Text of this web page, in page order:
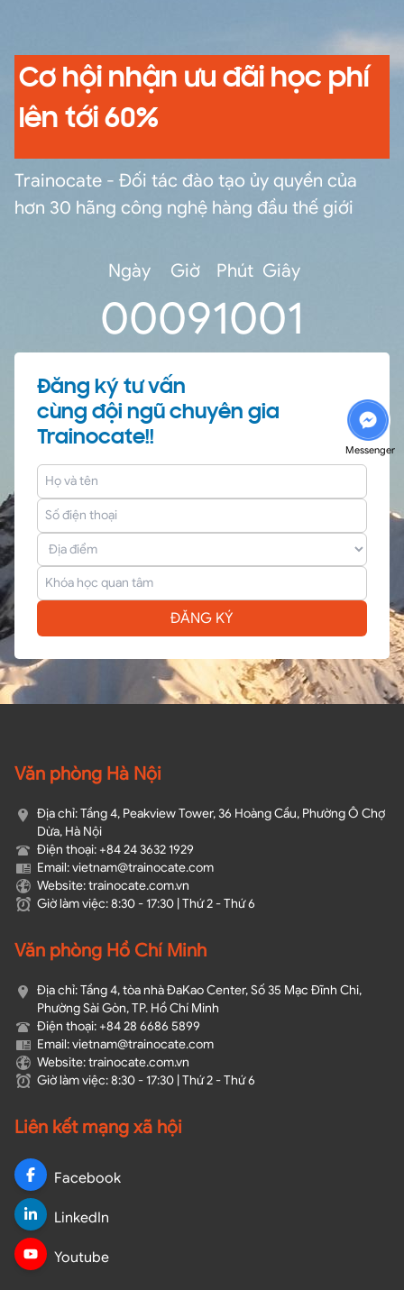
Cơ hội nhận ưu đãi học phí
lên tới 60%
Trainocate - Đối tác đào tạo ủy quyền của
hơn 30 hãng công nghệ hàng đầu thế giới
Ngày
00
Giờ
09
Phút
10
Giây
00
Đăng ký tư vấn
cùng đội ngũ chuyên gia
Trainocate!!
ĐĂNG KÝ
Văn phòng Hà Nội
Địa chỉ: Tầng 4, Peakview Tower, 36 Hoàng Cầu, Phường Ô Chợ
Dừa, Hà Nội
Điện thoại: +84 24 3632 1929
Email: vietnam@trainocate.com​
Website: trainocate.com.vn
Giờ làm việc: 8:30 - 17:30 | Thứ 2 - Thứ 6
Văn phòng Hồ Chí Minh
Địa chỉ: Tầng 4, tòa nhà ĐaKao Center, Số 35 Mạc Đĩnh Chi,
Phường Sài Gòn, TP. Hồ Chí Minh
Điện thoại: +84 28 6686 5899
Email: vietnam@trainocate.com​
Website: trainocate.com.vn
Giờ làm việc: 8:30 - 17:30 | Thứ 2 - Thứ 6
Liên kết mạng xã hội
Facebook
LinkedIn
Youtube
Messenger